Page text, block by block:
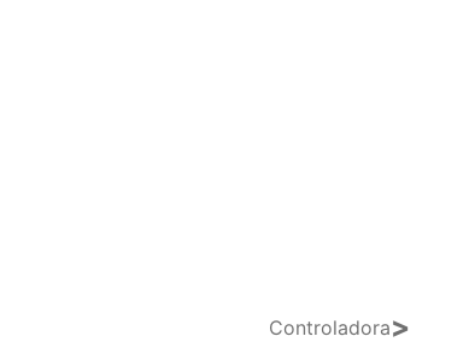
Controladora>